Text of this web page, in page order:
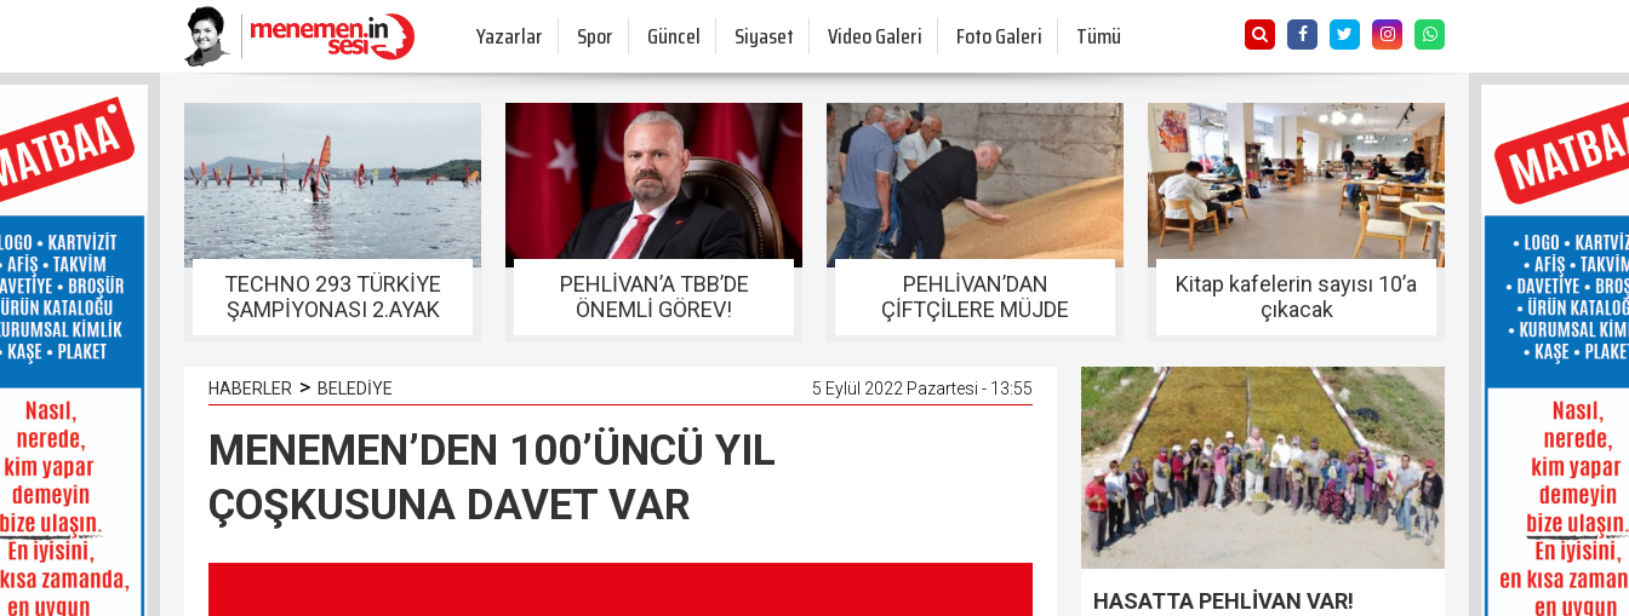
Yazarlar Spor Güncel Siyaset Video Galeri Foto Galeri Tümü
TECHNO 293 TÜRKİYE
ŞAMPİYONASI 2.AYAK
PEHLİVAN’A TBB’DE
ÖNEMLİ GÖREV!
PEHLİVAN’DAN
ÇİFTÇİLERE MÜJDE
Kitap kafelerin sayısı 10’a
çıkacak
HABERLER > BELEDİYE 5 Eylül 2022 Pazartesi - 13:55
MENEMEN’DEN 100’ÜNCÜ YIL
ÇOŞKUSUNA DAVET VAR
HASATTA PEHLİVAN VAR!